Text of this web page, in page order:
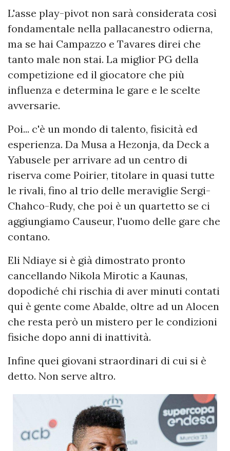
L'asse play-pivot non sarà considerata così
fondamentale nella pallacanestro odierna,
ma se hai Campazzo e Tavares direi che
tanto male non stai. La miglior PG della
competizione ed il giocatore che più
influenza e determina le gare e le scelte
avversarie.
Poi... c'è un mondo di talento, fisicità ed
esperienza. Da Musa a Hezonja, da Deck a
Yabusele per arrivare ad un centro di
riserva come Poirier, titolare in quasi tutte
le rivali, fino al trio delle meraviglie Sergi-
Chahco-Rudy, che poi è un quartetto se ci
aggiungiamo Causeur, l'uomo delle gare che
contano.
Eli Ndiaye si è già dimostrato pronto
cancellando Nikola Mirotic a Kaunas,
dopodiché chi rischia di aver minuti contati
qui è gente come Abalde, oltre ad un Alocen
che resta però un mistero per le condizioni
fisiche dopo anni di inattività.
Infine quei giovani straordinari di cui si è
detto. Non serve altro.